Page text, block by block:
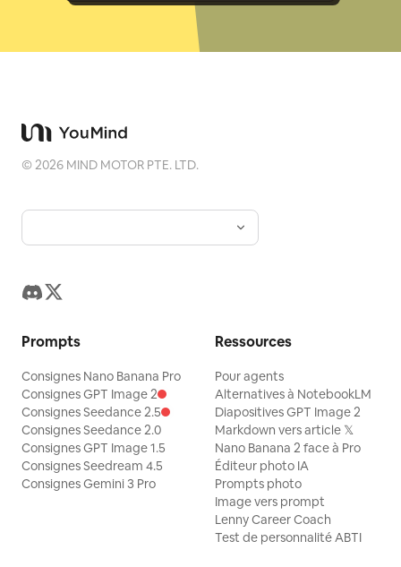
©2026 MIND MOTOR PTE. LTD.
Prompts
Consignes Nano Banana Pro
Consignes GPT Image 2
Consignes Seedance 2.5
Consignes Seedance 2.0
Consignes GPT Image 1.5
Consignes Seedream 4.5
Consignes Gemini 3 Pro
Ressources
Pour agents
Alternatives à NotebookLM
Diapositives GPT Image 2
Markdown vers article 𝕏
Nano Banana 2 face à Pro
Éditeur photo IA
Prompts photo
Image vers prompt
Lenny Career Coach
Test de personnalité ABTI